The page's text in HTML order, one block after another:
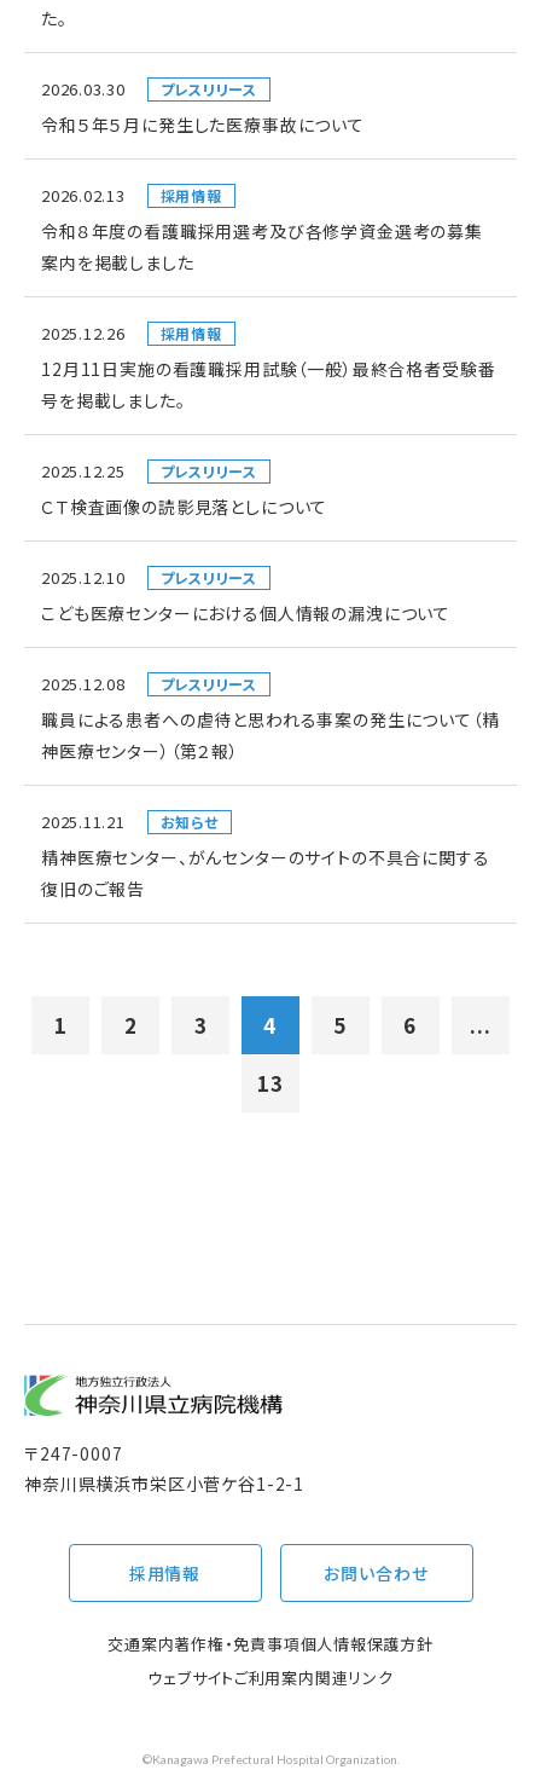
た。
2026.03.30 プレスリリース
令和５年５月に発生した医療事故について
2026.02.13 採用情報
令和８年度の看護職採用選考及び各修学資金選考の募集
案内を掲載しました
2025.12.26 採用情報
12月11日実施の看護職採用試験（一般）最終合格者受験番
号を掲載しました。
2025.12.25 プレスリリース
ＣＴ検査画像の読影見落としについて
2025.12.10 プレスリリース
こども医療センターにおける個人情報の漏洩について
2025.12.08 プレスリリース
職員による患者への虐待と思われる事案の発生について（精
神医療センター）（第２報）
2025.11.21 お知らせ
精神医療センター、がんセンターのサイトの不具合に関する
復旧のご報告
1 2 3 4 5 6
...
13
〒247-0007
神奈川県横浜市栄区小菅ケ谷1-2-1
©Kanagawa Prefectural Hospital Organization.
採用情報 お問い合わせ
交通案内著作権・免責事項個人情報保護方針
ウェブサイトご利用案内関連リンク